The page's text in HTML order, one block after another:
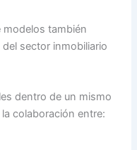
modelos también
sector inmobiliario
dentro de un mismo
colaboración entre: